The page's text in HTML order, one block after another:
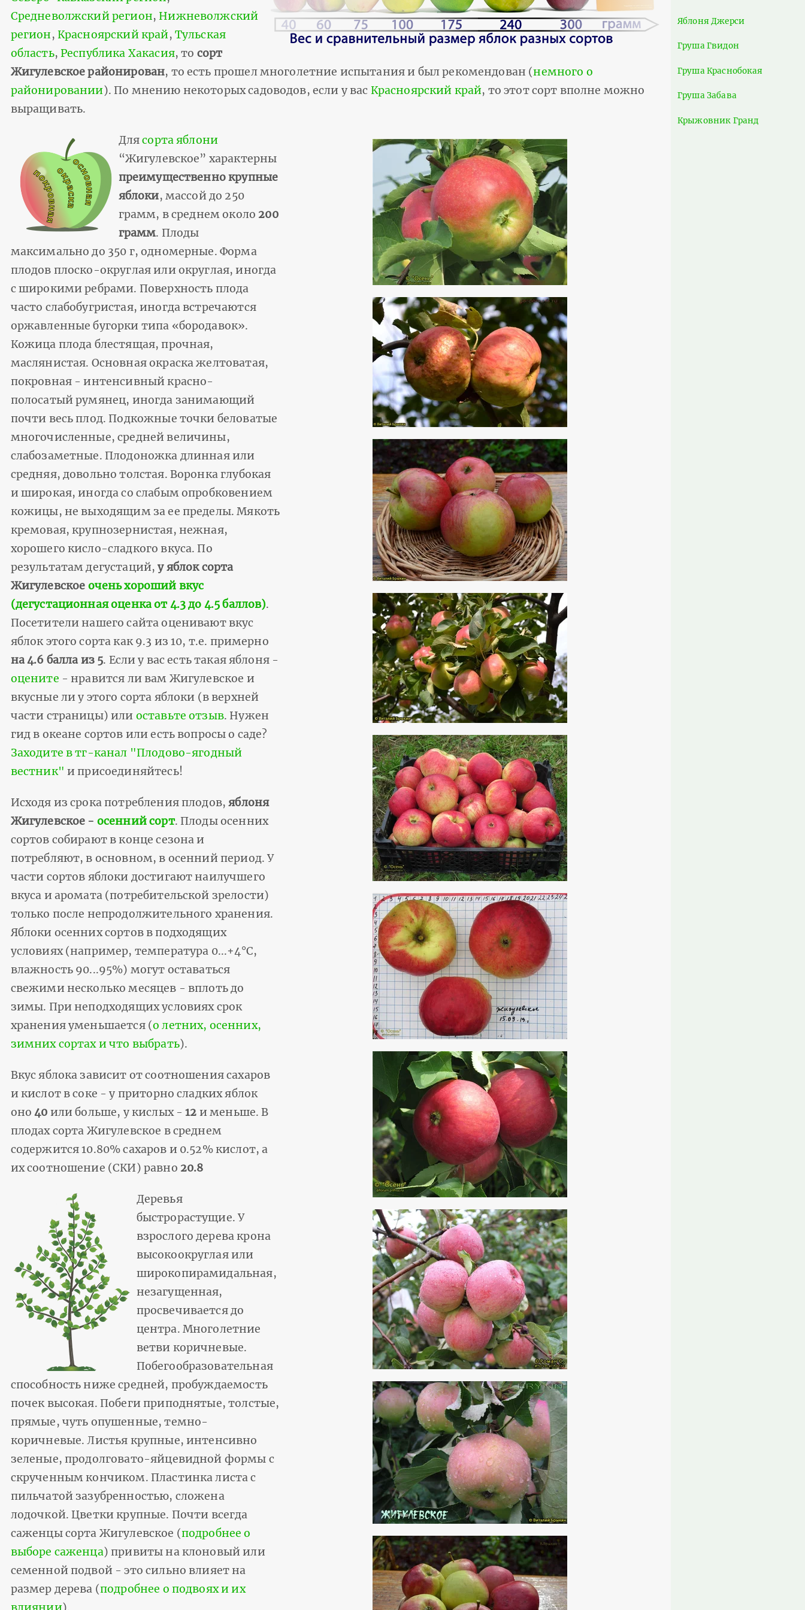
Средневолжский регион,Нижневолжский
регион, Красноярский край, Тульская
область,Республика Хакасия, то сорт
Жигулевское районирован, то есть прошел многолетние испытания и был рекомендован (немного о
районировании). По мнению некоторых садоводов, если у вас Красноярский край, то этот сорт вполне можно
выращивать.
Длясорта яблони
“Жигулевское” характерны
преимущественно крупные
яблоки, массой до 250
грамм, в среднем около 200
грамм. Плоды
максимально до 350 г, одномерные. Форма
плодов плоско-округлая или округлая, иногда
с широкими ребрами. Поверхность плода
часто слабобугристая, иногда встречаются
оржавленные бугорки типа «бородавок».
Кожица плода блестящая, прочная,
маслянистая. Основная окраска желтоватая,
покровная - интенсивный красно-
полосатый румянец, иногда занимающий
почти весь плод. Подкожные точки беловатые
многочисленные, средней величины,
слабозаметные. Плодоножка длинная или
средняя, довольно толстая. Воронка глубокая
и широкая, иногда со слабым опробковением
кожицы, не выходящим за ее пределы. Мякоть
кремовая, крупнозернистая, нежная,
хорошего кисло-сладкого вкуса. По
результатам дегустаций,у яблок сорта
Жигулевское очень хороший вкус
(дегустационная оценка от 4.3 до 4.5 баллов).
Посетители нашего сайта оценивают вкус
яблок этого сорта как 9.3 из 10, т.е. примерно
на 4.6 балла из 5. Если у вас есть такая яблоня -
оцените - нравится ли вам Жигулевское и
вкусные ли у этого сорта яблоки (в верхней
части страницы) или оставьте отзыв. Нужен
гид в океане сортов или есть вопросы о саде?
Заходите в тг-канал "Плодово-ягодный
вестник" и присоединяйтесь!
Исходя из срока потребления плодов,яблоня
Жигулевское - осенний сорт. Плоды осенних
сортов собирают в конце сезона и
потребляют, в основном, в осенний период. У
части сортов яблоки достигают наилучшего
вкуса и аромата (потребительской зрелости)
только после непродолжительного хранения.
Яблоки осенних сортов в подходящих
условиях (например, температура 0...+4°С,
влажность 90...95%) могут оставаться
свежими несколько месяцев - вплоть до
зимы. При неподходящих условиях срок
хранения уменьшается (о летних, осенних,
зимних сортах и что выбрать).
Вкус яблока зависит от соотношения сахаров
и кислот в соке - у приторно сладких яблок
оно40 или больше, у кислых -12 и меньше. В
плодах сорта Жигулевское в среднем
содержится 10.80% сахаров и 0.52% кислот, а
их соотношение (СКИ) равно 20.8
Деревья
быстрорастущие. У
взрослого дерева крона
высокоокруглая или
широкопирамидальная,
незагущенная,
просвечивается до
центра. Многолетние
ветви коричневые.
Побегообразовательная
способность ниже средней, пробуждаемость
почек высокая. Побеги приподнятые, толстые,
прямые, чуть опушенные, темно-
коричневые. Листья крупные, интенсивно
зеленые, продолговато-яйцевидной формы с
скрученным кончиком. Пластинка листа с
пильчатой зазубренностью, сложена
лодочкой. Цветки крупные. Почти всегда
саженцы сорта Жигулевское (подробнее о
выборе саженца) привиты на клоновый или
семенной подвой - это сильно влияет на
размер дерева (подробнее о подвоях и их
Яблоня Джерси
Груша Гвидон
Груша Краснобокая
Груша Забава
Крыжовник Гранд